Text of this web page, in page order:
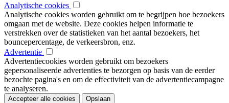
Analytische cookies
Analytische cookies worden gebruikt om te begrijpen hoe bezoekers
omgaan met de website. Deze cookies helpen informatie te
verstrekken over de statistieken van het aantal bezoekers, het
bouncepercentage, de verkeersbron, enz.
Advertentie
Advertentiecookies worden gebruikt om bezoekers
gepersonaliseerde advertenties te bezorgen op basis van de eerder
bezochte pagina's en om de effectiviteit van de advertentiecampagne
te analyseren.
Accepteer alle cookies Opslaan